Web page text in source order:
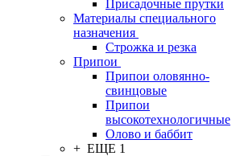
Присадочные прутки
Материалы специального
назначения
Строжка и резка
Припои
Припои оловянно-
свинцовые
Припои
высокотехнологичные
Олово и баббит
+ ЕЩЕ 1